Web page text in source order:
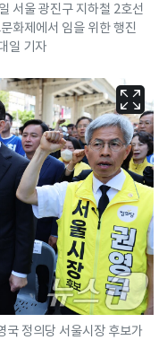
서울 광진구 지하철 2호선
화제에서 임을 위한 행진
일 기자
국 정의당 서울시장 후보가